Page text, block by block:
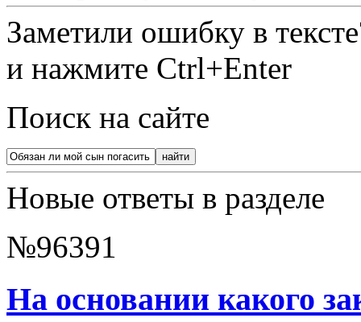
Заметили ошибку в
и нажмите Ctrl+Enter
Поиск на сайте
Новые ответы в разделе
№96391
На основании какого